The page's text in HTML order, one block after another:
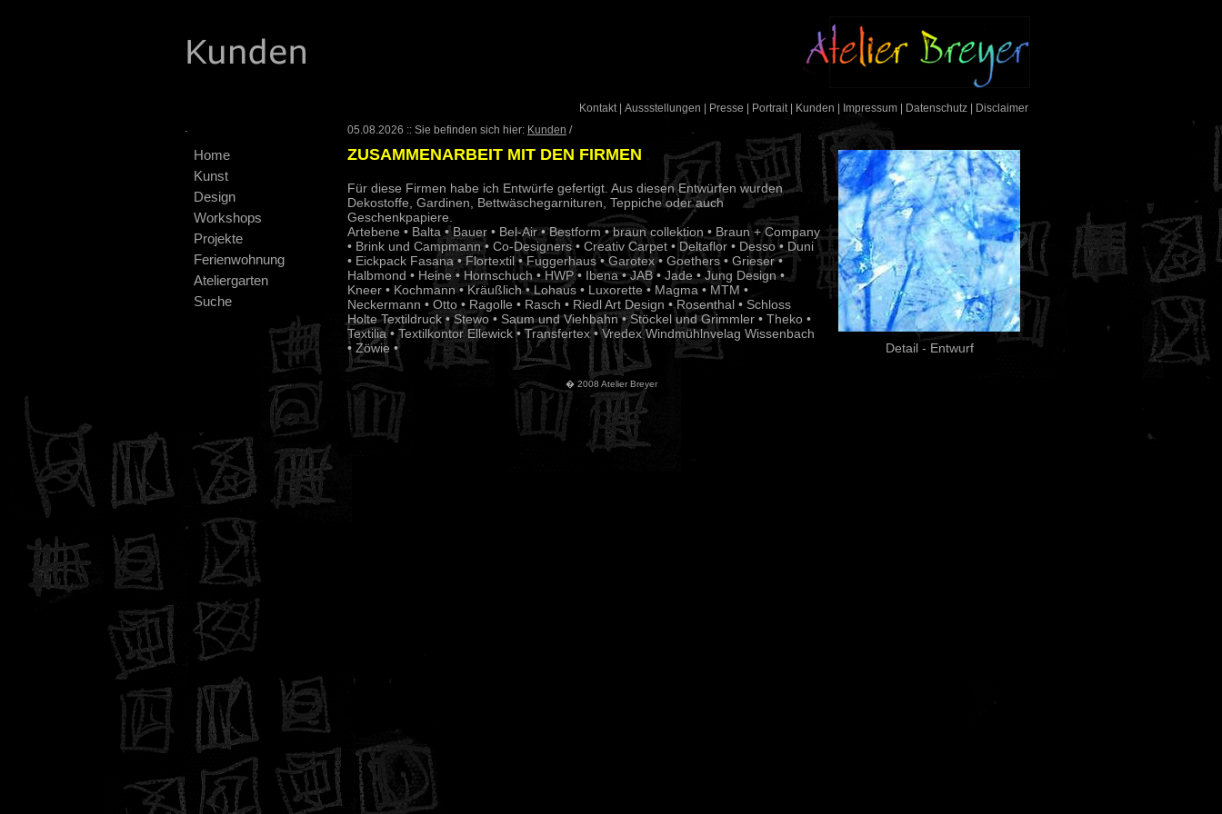
Kontakt| Aussstellungen Presse Portrait| Kunden Impressum Datenschutz Disclaimer
Home
Kunst
Design
Workshops
Projekte
Ferienwohnung
Ateliergarten
Suche
05.08.2026 :: Sie befinden sich hier: Kunden /
Detail - Entwurf
ZUSAMMENARBEIT MIT DEN FIRMEN
Für diese Firmen habe ich Entwürfe gefertigt. Aus diesen Entwürfen wurden
Dekostoffe, Gardinen, Bettwäschegarnituren, Teppiche oder auch
Geschenkpapiere.
Artebene • Balta • Bauer • Bel-Air • Bestform • braun collektion • Braun + Company
• Brink und Campmann • Co-Designers • Creativ Carpet • Deltaflor • Desso • Duni
• Eickpack Fasana • Flortextil • Fuggerhaus • Garotex • Goethers • Grieser •
Halbmond • Heine • Hornschuch • HWP • Ibena • JAB • Jade • Jung Design •
Kneer • Kochmann • Kräußlich • Lohaus • Luxorette • Magma • MTM •
Neckermann • Otto • Ragolle • Rasch • Riedl Art Design • Rosenthal • Schloss
Holte Textildruck • Stewo • Saum und Viehbahn •Stöckel und Grimmler • Theko •
Textilia • Textilkontor Ellewick • Transfertex • Vredex Windmühlnvelag Wissenbach
• Zöwie •
� 2008 Atelier Breyer